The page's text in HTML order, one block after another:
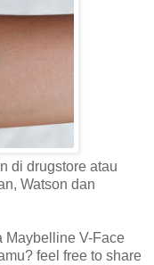
di drugstore atau
Watson dan
Maybelline V-Face
feel free to share